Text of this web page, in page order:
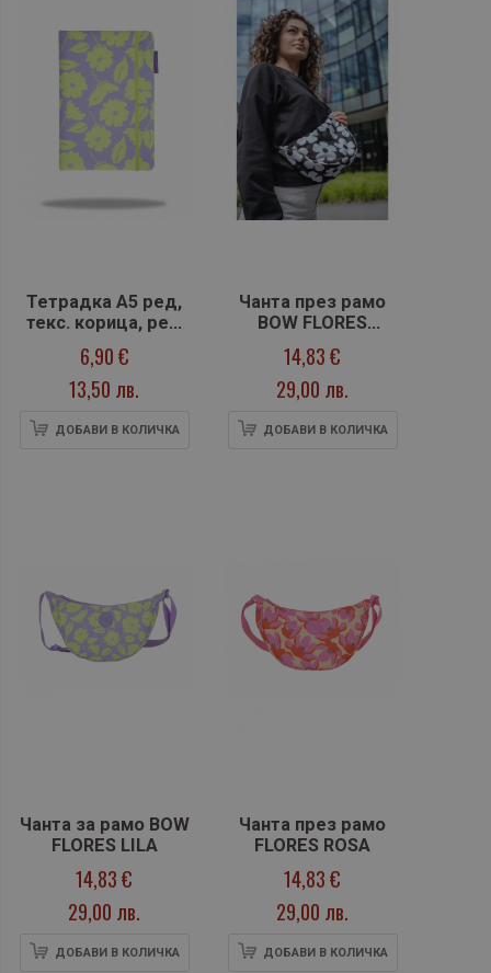
Тетрадка А5 ред,
текс. корица, ред
FLORES LILA
6,90 €
13,50 лв.
ДОБАВИ В КОЛИЧКА
Чанта през рамо
BOW FLORES
JASMINE
14,83 €
29,00 лв.
ДОБАВИ В КОЛИЧКА
Чанта за рамо BOW
FLORES LILA
14,83 €
29,00 лв.
ДОБАВИ В КОЛИЧКА
Чанта през рамо
FLORES ROSA
14,83 €
29,00 лв.
ДОБАВИ В КОЛИЧКА